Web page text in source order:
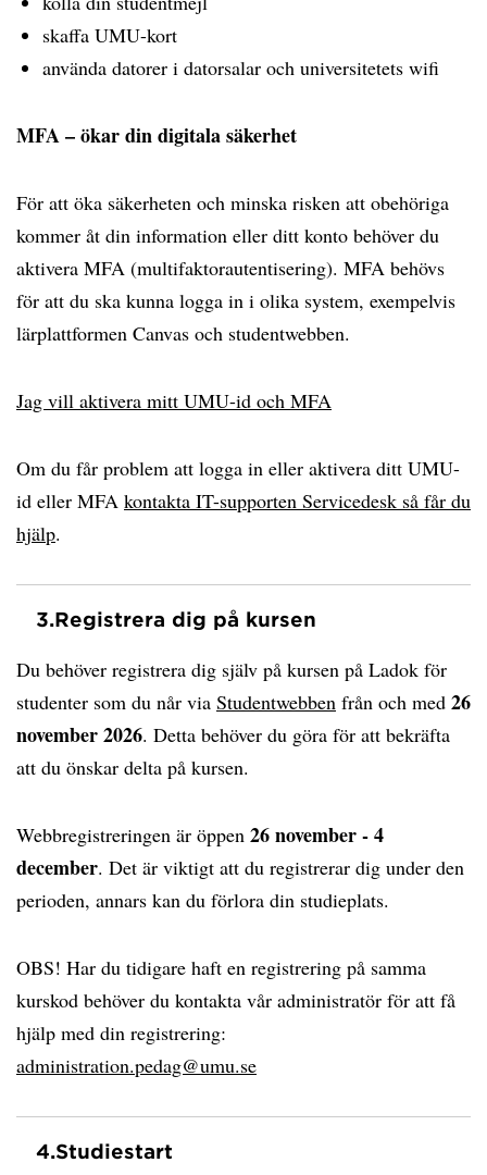
skaffa UMU-kort
använda datorer i datorsalar och universitetets wifi
MFA – ökar din digitala säkerhet
För att öka säkerheten och minska risken att obehöriga
kommer åt din information eller ditt konto behöver du
aktivera MFA (multifaktorautentisering). MFA behövs
för att du ska kunna logga in i olika system, exempelvis
lärplattformen Canvas och studentwebben.
Jag vill aktivera mitt UMU-id och MFA
Om du får problem att logga in eller aktivera ditt UMU-
id eller MFA kontakta IT-supporten Servicedesk så får du
hjälp.
3.Registrera dig på kursen
Du behöver registrera dig själv på kursen på Ladok för
studenter som du når via Studentwebben från och med 26
november 2026. Detta behöver du göra för att bekräfta
att du önskar delta på kursen.
Webbregistreringen är öppen 26 november - 4
december. Det är viktigt att du registrerar dig under den
perioden, annars kan du förlora din studieplats.
OBS! Har du tidigare haft en registrering på samma
kurskod behöver du kontakta vår administratör för att få
hjälp med din registrering:
administration.pedag@umu.se
4.Studiestart